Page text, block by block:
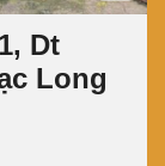
Dt
Long